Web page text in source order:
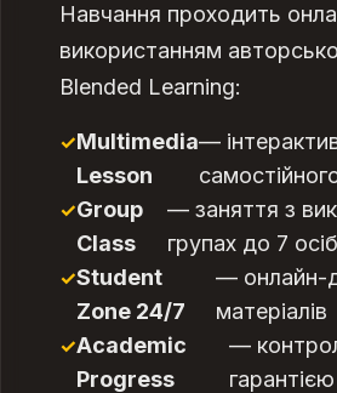
Навчання проходить
використанням
Blended Learning:
Multimedia
Lesson
—
Group
Class
— заняття з
групах до 7 осіб
Student
Zone 24/7
— онлайн-
матеріалів
Academic
Progress
—